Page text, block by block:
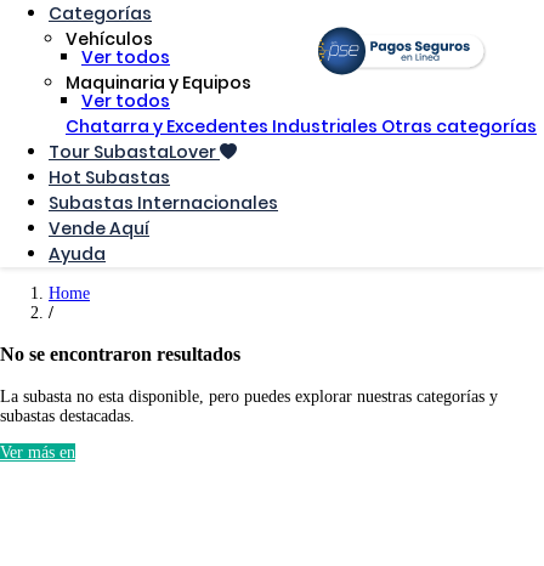
Categorías
Vehículos
Ver todos
Maquinaria y Equipos
Ver todos
Chatarra y Excedentes Industriales Otras categorías
Tour SubastaLover
Hot Subastas
Subastas Internacionales
Vende Aquí
Ayuda
Home
No se encontraron resultados
La subasta no esta disponible, pero puedes explorar nuestras categorías y
subastas destacadas.
Ver más en